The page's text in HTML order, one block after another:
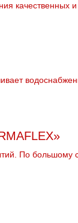
качественных
По большому